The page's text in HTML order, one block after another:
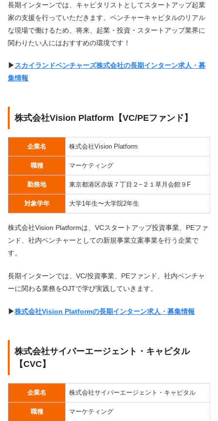
長期インターンでは、キャピタリストとしてスタートアップ起業
家の支援を行っていただきます。ベンチャーキャピタルのリアル
な現場で働けるため、将来、起業・投資・スタートアップ業界に
関わりたい人にはおすすめの環境です！
▶︎スカイランドベンチャーズ株式会社の長期インターン求人・募
集情報
株式会社Vision Platform【VC/PEファンド】
企業名 株式会社Vision Platform
職種 マーケティング
勤務地 東京都港区赤坂７丁目２−２１草月会館９F
対象学年 大学1年生〜大学院2年生
株式会社Vision Platformは、VCスタートアップ投資事業、PEファ
ンド、社内ベンチャーとしての新規事業立案事業を行う企業で
す。
長期インターンでは、VC/投資事業、PEファンド、社内ベンチャ
ーに関わる業務をOJTで学び実践していきます。
▶︎株式会社Vision Platformの長期インターン求人・募集情報
株式会社サイバーエージェント・キャピタル
【CVC】
企業名 株式会社サイバーエージェント・キャピタル
職種 マーケティング